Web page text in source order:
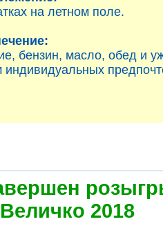
на летном поле.
бензин, масло, обед и
индивидуальных
2018